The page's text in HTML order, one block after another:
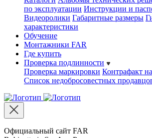
по эксплуатации Инструкции и
Видеоролики Габаритные размеры
характеристики
Обучение
Монтажники FAR
Где купить
Проверка подлинности
Проверка маркировки Контрафакт
Cписок недобросовестных
Официальный сайт FAR